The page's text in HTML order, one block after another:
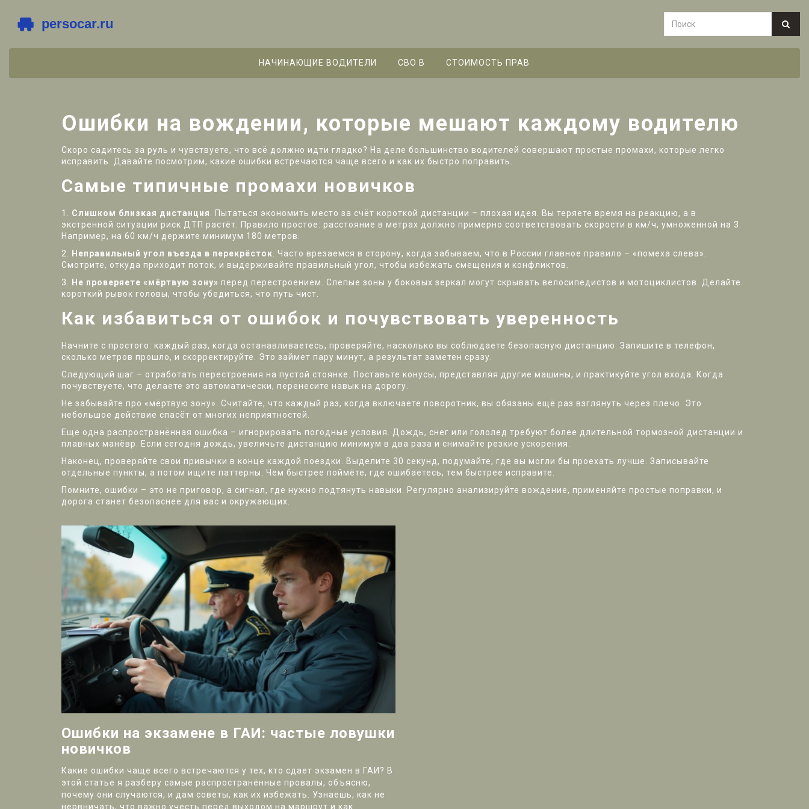
НАЧИНАЮЩИЕ ВОДИТЕЛИ СВО B СТОИМОСТЬ ПРАВ
Ошибки на вождении, которые мешают каждому водителю
Скоро садитесь за руль и чувствуете, что всё должно идти гладко? На деле большинство водителей совершают простые промахи, которые легко
исправить. Давайте посмотрим, какие ошибки встречаются чаще всего и как их быстро поправить.
Самые типичные промахи новичков
1. Слишком близкая дистанция
. Пытаться экономить место за счёт короткой дистанции – плохая идея. Вы теряете время на реакцию, а в
экстренной ситуации риск ДТП растёт. Правило простое: расстояние в метрах должно примерно соответствовать скорости в км/ч, умноженной на 3.
Например, на 60 км/ч держите минимум 180 метров.
2.
Неправильный угол въезда в перекрёсток . Часто врезаемся в сторону, когда забываем, что в России главное правило – «помеха слева».
Смотрите, откуда приходит поток, и выдерживайте правильный угол, чтобы избежать смещения и конфликтов.
3.
Не проверяете «мёртвую зону» перед перестроением. Слепые зоны у боковых зеркал могут скрывать велосипедистов и мотоциклистов. Делайте
короткий рывок головы, чтобы убедиться, что путь чист.
Как избавиться от ошибок и почувствовать уверенность
Начните с простого: каждый раз, когда останавливаетесь, проверяйте, насколько вы соблюдаете безопасную дистанцию. Запишите в телефон,
сколько метров прошло, и скорректируйте. Это займет пару минут, а результат заметен сразу.
Следующий шаг – отработать перестроения на пустой стоянке. Поставьте конусы, представляя другие машины, и практикуйте угол входа. Когда
почувствуете, что делаете это автоматически, перенесите навык на дорогу.
Не забывайте про «мёртвую зону». Считайте, что каждый раз, когда включаете поворотник, вы обязаны ещё раз взглянуть через плечо. Это
небольшое действие спасёт от многих неприятностей.
Еще одна распространённая ошибка – игнорировать погодные условия. Дождь, снег или гололед требуют более длительной тормозной дистанции и
плавных манёвр. Если сегодня дождь, увеличьте дистанцию минимум в два раза и снимайте резкие ускорения.
Наконец, проверяйте свои привычки в конце каждой поездки. Выделите 30 секунд, подумайте, где вы могли бы проехать лучше. Записывайте
отдельные пункты, а потом ищите паттерны. Чем быстрее поймёте, где ошибаетесь, тем быстрее исправите.
Помните, ошибки – это не приговор, а сигнал, где нужно подтянуть навыки. Регулярно анализируйте вождение, применяйте простые поправки, и
дорога станет безопаснее для вас и окружающих.
Ошибки на экзамене в ГАИ: частые ловушки
новичков
Какие ошибки чаще всего встречаются у тех, кто сдает экзамен в ГАИ? В
этой статье я разберу самые распространённые провалы, объясню,
почему они случаются, и дам советы, как их избежать. Узнаешь, как не
нервничать, что важно учесть перед выходом на маршрут и как